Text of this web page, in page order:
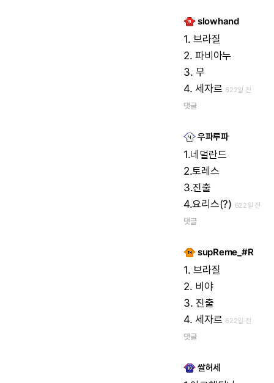
slowhand
1. 브라질
2.파비아누
3.무
4.세자르 622일 전
댓글
우파루파
1.네덜란드
2.토레스
3.진출
4.요리스(?) 622일 전
댓글
supReme_#R
1. 브라질
2. 비야
3.진출
4.세자르 622일 전
댓글
쌀허세